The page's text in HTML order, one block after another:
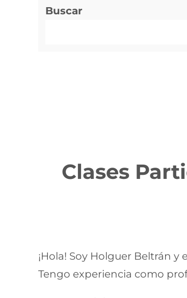
Buscar
Clases
¡Hola! Soy Holguer Beltrán
Tengo experiencia como